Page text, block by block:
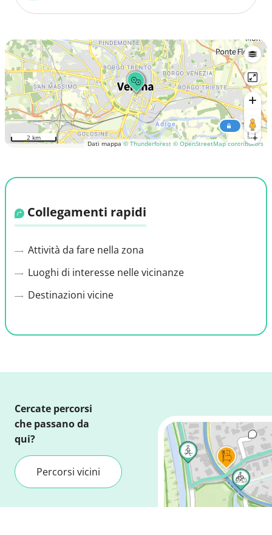
Dati mappa© Thunderforest © OpenStreetMap contributors
2 km
Collegamenti rapidi
Attività da fare nella zona
Luoghi di interesse nelle vicinanze
Destinazioni vicine
Cercate percorsi
che passano da
qui?
Percorsi vicini